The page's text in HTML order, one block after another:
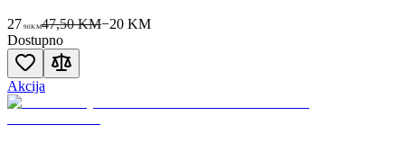
27 90KM47,50 KM−20KM
Dostupno
Akcija